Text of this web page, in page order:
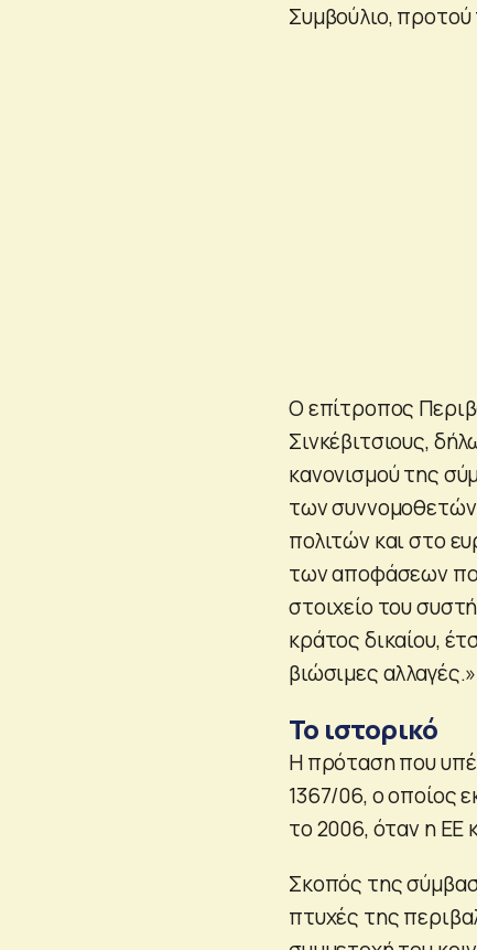
Συμβούλιο, προτού
Ο επίτροπος
Σινκέβιτσιους,
κανονισμού της
των
πολιτών και στο
των αποφάσεων
στοιχείο του
κράτος δικαίου,
βιώσιμες αλλαγές.»
Το ιστορικό
Η πρόταση που
1367/06, ο οποίος
το 2006, όταν η ΕΕ
Σκοπός της
πτυχές της